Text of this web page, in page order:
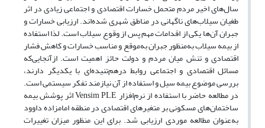
سال‌های اخیر مردم متحمل خسارات اقتصادی و اجتماعی زیادی در اثر
طغیان سیلاب‌های ناگهانی در مناطق شهری شده‌­اند. ارزیابی خسارات و
جبران آن‌ها یکی از اقدامات مهم پس از وقوع سیلاب است. لذا استفاده
از بیمه سیلاب به‌منظور جبران به‌موقع و مناسب خسارات و کاهش فشار
اقتصادی و تنش میان مردم و دولت حائز اهمیت است. ازآنجایی‌که
مسائل اقتصادی و اجتماعی روابط درهم‌تنیده‌ای با یکدیگر دارند،
بررسی موضوع بیمه سیل و استفاده از آن نیازمند تفکر سیستمی است.
در مطالعه حاضر با استفاده از نرم‌افزار Vensim PLE اثر پوشش بیمه
ساختمان‌های مسکونی بر متغیرهای اقتصادی در منطقه امامزاده داوود
به‌عنوان مطالعه موردی ارزیابی شد. برای این منظور میزان تغییرات